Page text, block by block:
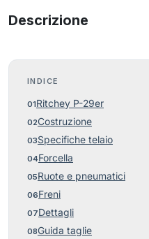
Descrizione
INDICE
Ritchey P-29er
Costruzione
Specifiche telaio
Forcella
Ruote e pneumatici
Freni
Dettagli
Guida taglie